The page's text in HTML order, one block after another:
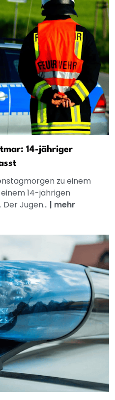
14-jähriger
zu einem
14-jährigen
Jugen... | mehr